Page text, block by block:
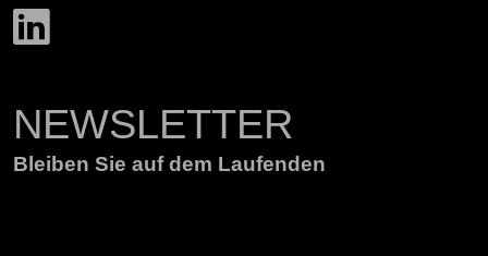
NEWSLETTER
Bleiben Sie auf dem Laufenden